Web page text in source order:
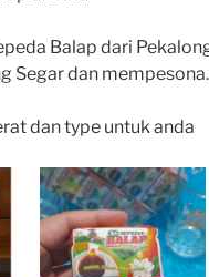
Balap dari
Segar dan mempesona.
dan type untuk anda